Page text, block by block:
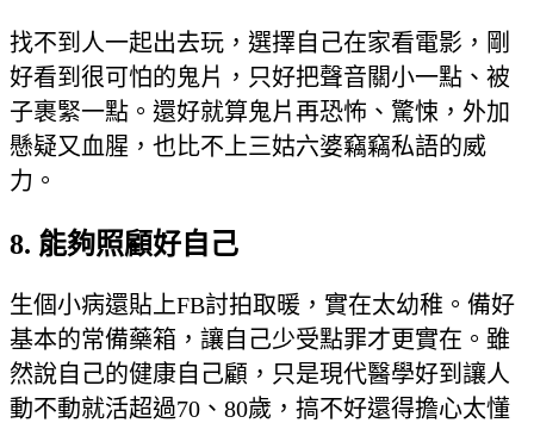
找不到人一起出去玩，選擇自己在家看電影，剛
好看到很可怕的鬼片，只好把聲音關小一點、被
子裹緊一點。還好就算鬼片再恐怖、驚悚，外加
懸疑又血腥，也比不上三姑六婆竊竊私語的威
力。
8. 能夠照顧好自己
生個小病還貼上FB討拍取暖，實在太幼稚。備好
基本的常備藥箱，讓自己少受點罪才更實在。雖
然說自己的健康自己顧，只是現代醫學好到讓人
動不動就活超過70、80歲，搞不好還得擔心太懂